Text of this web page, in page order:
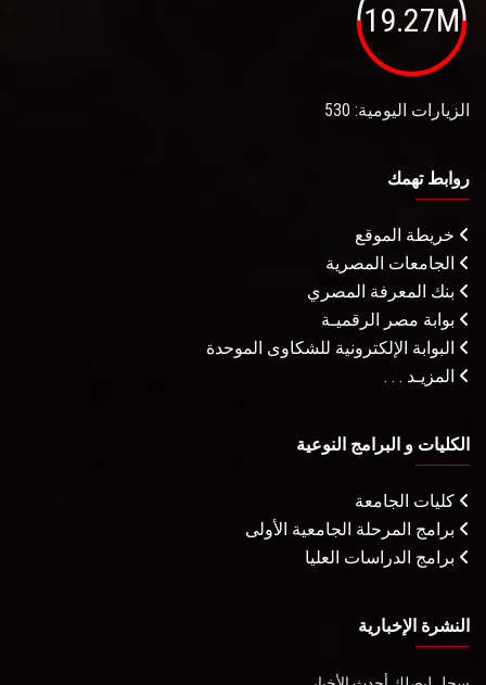
19.27M
الزيارات اليومية: 530
روابط تهمك
خريطة الموقع
الجامعات المصرية
بنك المعرفة المصري
بوابة مصر الرقميـة
البوابة الإلكترونية للشكاوى الموحدة
المزيـد . . .
الكليات و البرامج النوعية
كليات الجامعة
برامج المرحلة الجامعية الأولى
برامج الدراسات العليا
النشرة الإخبارية